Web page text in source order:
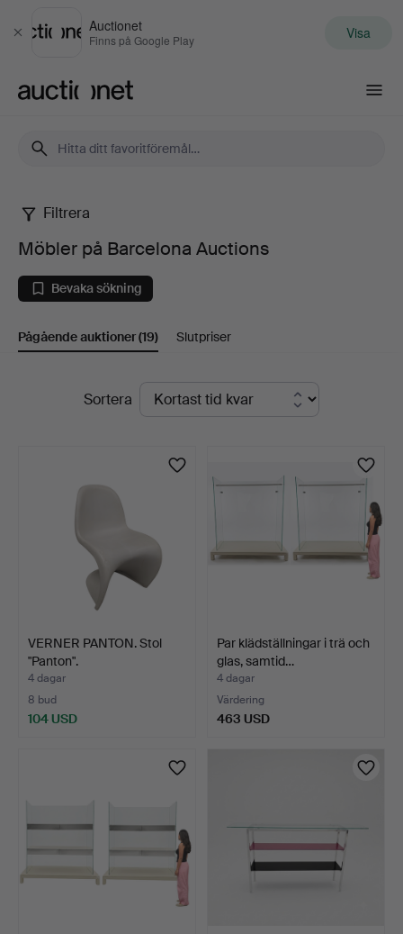
Stäng
Auctionet
Finns på Google Play Visa
Möbler
på
Barcelona
Auctions
Filtrera
Möbler på Barcelona Auctions
Bevaka sökning
Pågående auktioner(19) Slutpriser
PågåendeSortera
VERNER PANTON. Stol
"Panton".
4 dagar
8 bud
104 USD
Par klädställningar i trä och
glas, samtid…
4 dagar
Värdering
463 USD